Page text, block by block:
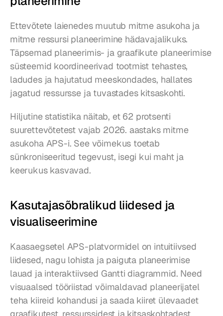
Ettevõtete laienedes muutub mitme asukoha ja
mitme ressursi planeerimine hädavajalikuks.
Täpsemad planeerimis- ja graafikute planeerimise
süsteemid koordineerivad tootmist tehastes,
ladudes ja hajutatud meeskondades, hallates
jagatud ressursse ja tuvastades kitsaskohti.
Hiljutine statistika näitab, et 62 protsenti
suurettevõtetest vajab 2026. aastaks mitme
asukoha APS-i. See võimekus toetab
sünkroniseeritud tegevust, isegi kui maht ja
keerukus kasvavad.
Kasutajasõbralikud liidesed ja
visualiseerimine
Kaasaegsetel APS-platvormidel on intuitiivsed
liidesed, nagu lohista ja paiguta planeerimise
lauad ja interaktiivsed Gantti diagrammid. Need
visuaalsed tööriistad võimaldavad planeerijatel
teha kiireid kohandusi ja saada kiiret ülevaadet